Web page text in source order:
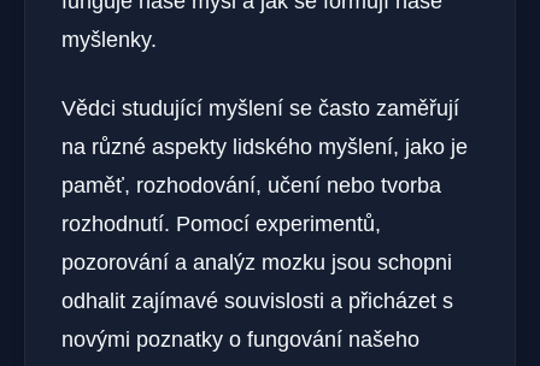
myšlenky.
Vědci studující myšlení se často zaměřují
na různé aspekty lidského myšlení, jako je
paměť, rozhodování, učení nebo tvorba
rozhodnutí. Pomocí experimentů,
pozorování a analýz mozku jsou schopni
odhalit zajímavé souvislosti a přicházet s
novými poznatky o fungování našeho